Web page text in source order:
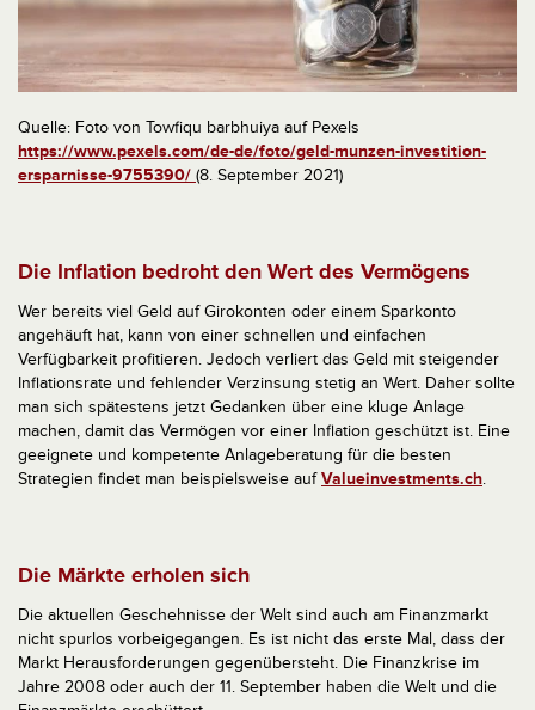
Quelle: Foto von Towfiqu barbhuiya auf Pexels
https://www.pexels.com/de-de/foto/geld-munzen-investition-
ersparnisse-9755390/ (8. September 2021)
Die Inflation bedroht den Wert des Vermögens
Wer bereits viel Geld auf Girokonten oder einem Sparkonto
angehäuft hat, kann von einer schnellen und einfachen
Verfügbarkeit profitieren. Jedoch verliert das Geld mit steigender
Inflationsrate und fehlender Verzinsung stetig an Wert. Daher sollte
man sich spätestens jetzt Gedanken über eine kluge Anlage
machen, damit das Vermögen vor einer Inflation geschützt ist. Eine
geeignete und kompetente Anlageberatung für die besten
Strategien findet man beispielsweise aufValueinvestments.ch.
Die Märkte erholen sich
Die aktuellen Geschehnisse der Welt sind auch am Finanzmarkt
nicht spurlos vorbeigegangen. Es ist nicht das erste Mal, dass der
Markt Herausforderungen gegenübersteht. Die Finanzkrise im
Jahre 2008 oder auch der 11. September haben die Welt und die